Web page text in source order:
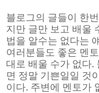
블로그의 글들이 한
지만 글만 보고 배울
법을 알수는 없다는
여러분들도 좋은 멘
대로 배울 수가 없다.
면 정말 기쁜일일 것
이다. 주변에 멘토가